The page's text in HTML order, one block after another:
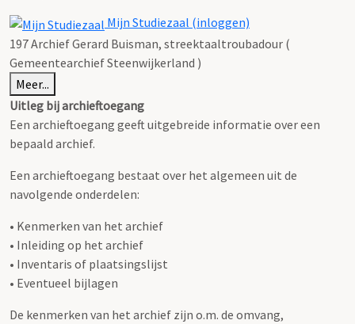
Mijn Studiezaal (inloggen)
197 Archief Gerard Buisman, streektaaltroubadour (
Gemeentearchief Steenwijkerland )
Meer...
Uitleg bij archieftoegang
Een archieftoegang geeft uitgebreide informatie over een
bepaald archief.
Een archieftoegang bestaat over het algemeen uit de
navolgende onderdelen:
• Kenmerken van het archief
• Inleiding op het archief
• Inventaris of plaatsingslijst
• Eventueel bijlagen
De kenmerken van het archief zijn o.m. de omvang,